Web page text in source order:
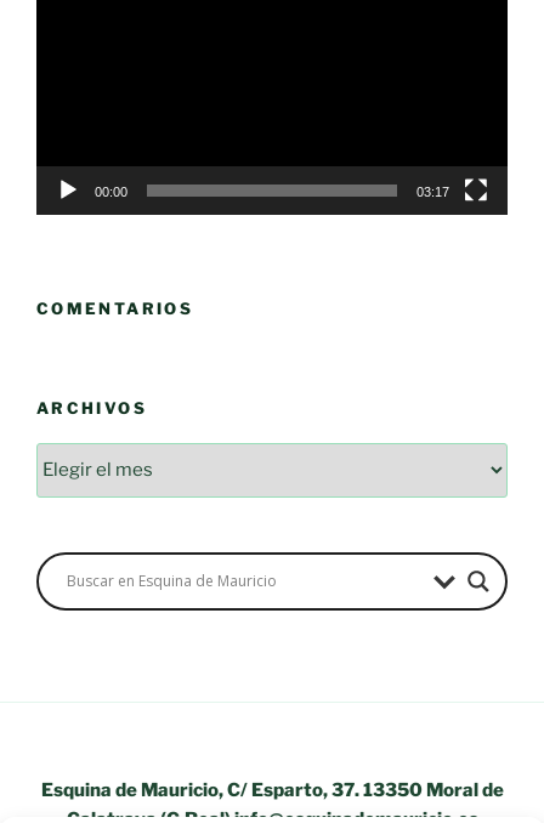
00:00 03:17
COMENTARIOS
ARCHIVOS
Archivos
Esquina de Mauricio, C/ Esparto, 37. 13350 Moral de